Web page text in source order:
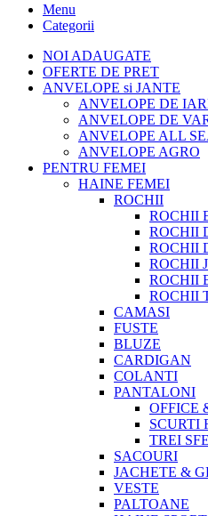
Menu
Categorii
NOI ADAUGATE
OFERTE DE PRET
ANVELOPE si JANTE
ANVELOPE DE
ANVELOPE DE
ANVELOPE ALL
ANVELOPE AGRO
PENTRU FEMEI
HAINE FEMEI
ROCHII
ROCHII
ROCHII
ROCHII
ROCHII
ROCHII
ROCHII
CAMASI
FUSTE
BLUZE
CARDIGAN
COLANTI
PANTALONI
OFFICE
SCURTI
TREI
SACOURI
JACHETE &
VESTE
PALTOANE